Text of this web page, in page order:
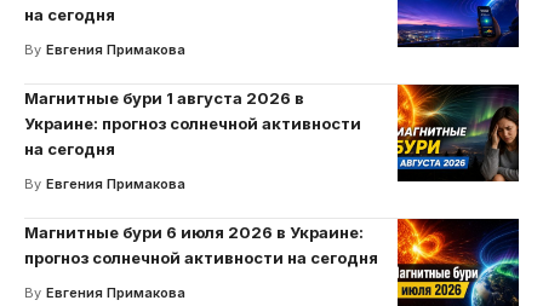
на сегодня
By Евгения Примакова
Магнитные бури 1 августа 2026 в
Украине: прогноз солнечной активности
на сегодня
By Евгения Примакова
Магнитные бури 6 июля 2026 в Украине:
прогноз солнечной активности на сегодня
By Евгения Примакова